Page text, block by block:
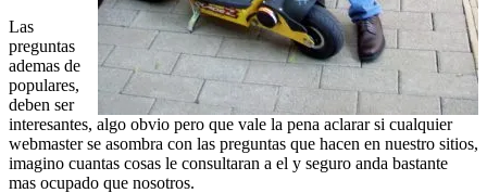
Las
preguntas
ademas de
populares,
deben ser
interesantes, algo obvio pero que vale la pena aclarar si cualquier
webmaster se asombra con las preguntas que hacen en nuestro sitios,
imagino cuantas cosas le consultaran a el y seguro anda bastante
mas ocupado que nosotros.